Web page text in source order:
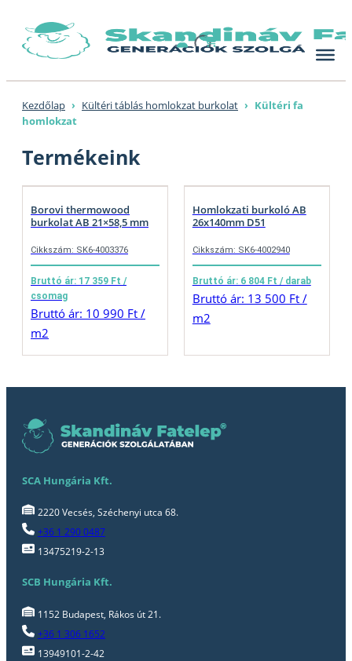
content
Kezdőlap › Kültéri táblás homlokzat burkolat › Kültéri fa
homlokzat
Termékeink
Borovi thermowood
burkolat AB 21×58,5 mm
Cikkszám: SK6-4003376
Bruttó ár: 17 359 Ft /
csomag
Bruttó ár: 10 990 Ft /
m2
Homlokzati burkoló AB
26x140mm D51
Cikkszám: SK6-4002940
Bruttó ár: 6 804 Ft / darab
Bruttó ár: 13 500 Ft /
m2
SCA Hungária Kft.
2220 Vecsés, Széchenyi utca 68.
+36 1 290 0487
13475219-2-13
SCB Hungária Kft.
1152 Budapest, Rákos út 21.
+36 1 306 1652
13949101-2-42